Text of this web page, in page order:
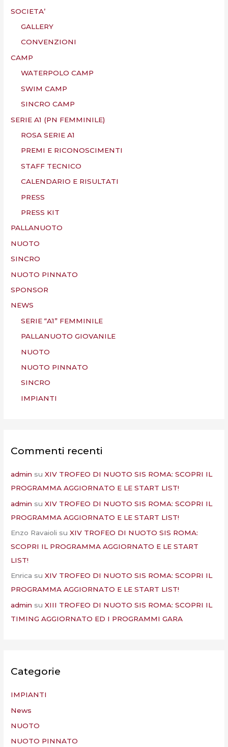
SOCIETA’
GALLERY
CONVENZIONI
CAMP
WATERPOLO CAMP
SWIM CAMP
SINCRO CAMP
SERIE A1 (PN FEMMINILE)
ROSA SERIE A1
PREMI E RICONOSCIMENTI
STAFF TECNICO
CALENDARIO E RISULTATI
PRESS
PRESS KIT
PALLANUOTO
NUOTO
SINCRO
NUOTO PINNATO
SPONSOR
NEWS
SERIE “A1” FEMMINILE
PALLANUOTO GIOVANILE
NUOTO
NUOTO PINNATO
SINCRO
IMPIANTI
Commenti recenti
admin suXIV TROFEO DI NUOTO SIS ROMA: SCOPRI IL
PROGRAMMA AGGIORNATO E LE START LIST!
admin suXIV TROFEO DI NUOTO SIS ROMA: SCOPRI IL
PROGRAMMA AGGIORNATO E LE START LIST!
Enzo Ravaioli suXIV TROFEO DI NUOTO SIS ROMA:
SCOPRI IL PROGRAMMA AGGIORNATO E LE START
LIST!
Enrica suXIV TROFEO DI NUOTO SIS ROMA: SCOPRI IL
PROGRAMMA AGGIORNATO E LE START LIST!
admin suXIII TROFEO DI NUOTO SIS ROMA: SCOPRI IL
TIMING AGGIORNATO ED I PROGRAMMI GARA
Categorie
IMPIANTI
News
NUOTO
NUOTO PINNATO